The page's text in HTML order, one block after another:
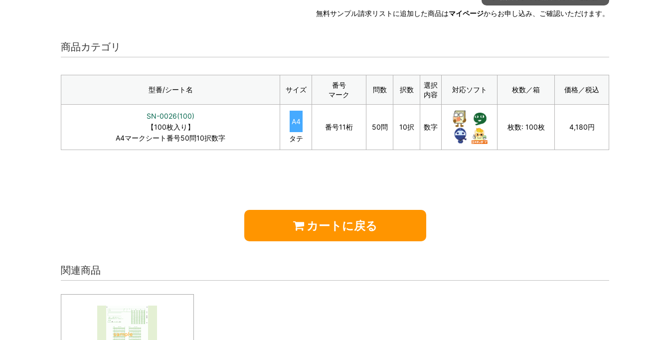
無料サンプル請求リストに追加した商品はマイページからお申し込み、ご確認いただけます。
商品カテゴリ
型番/シート名 サイズ
番号
マーク
問数 択数
選択
内容
対応ソフト 枚数／箱 価格／税込
SN-0026(100)
【100枚入り】
A4マークシート番号50問10択数字
A4
タテ
番号11桁 50問 10択 数字 枚数: 100枚 4,180円
カートに戻る
関連商品